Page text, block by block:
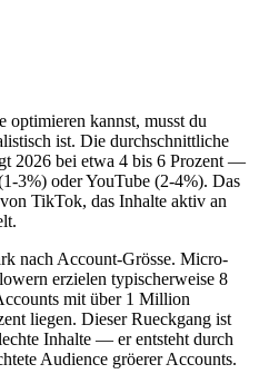
optimieren kannst, musst du
ist. Die durchschnittliche
2026 bei etwa 4 bis 6 Prozent —
3%) oder YouTube (2-4%). Das
TikTok, das Inhalte aktiv an
nach Account-Grösse. Micro-
erzielen typischerweise 8
mit über 1 Million
liegen. Dieser Rueckgang ist
Inhalte — er entsteht durch
Audience gröerer Accounts.